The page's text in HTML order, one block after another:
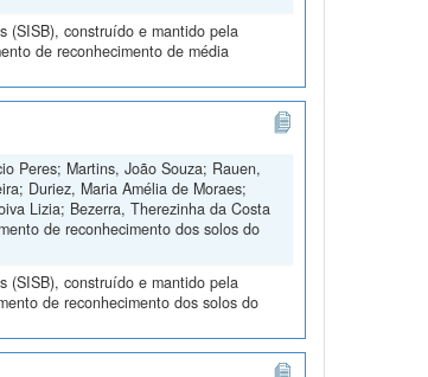
(SISB), construído e mantido pela
de reconhecimento de média
Peres; Martins, João Souza; Rauen,
Duriez, Maria Amélia de Moraes;
Lizia; Bezerra, Therezinha da Costa
de reconhecimento dos solos do
(SISB), construído e mantido pela
de reconhecimento dos solos do